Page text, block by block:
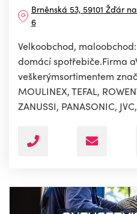
Brněnská 53, 59101 Žďár
6
Velkoobchod,
domácí spotřebiče.Firma
veškerýmsortimentem
MOULINEX, TEFAL,
ZANUSSI, PANASONIC,